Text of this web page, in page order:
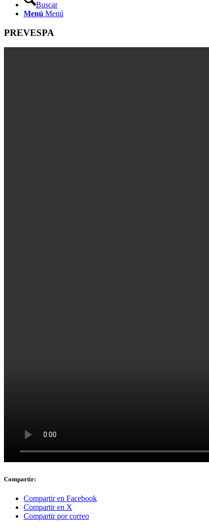
Buscar
Menú Menú
PREVESPA
Compartir:
Compartir en Facebook
Compartir en X
Compartir por correo